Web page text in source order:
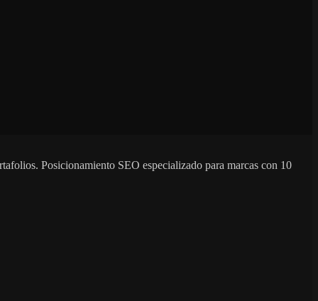
Posicionamiento SEO especializado para marcas con 10